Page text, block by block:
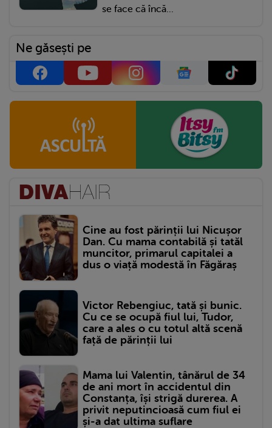
se face că încă...
Ne găsești pe
Cine au fost părinții lui Nicușor
Dan. Cu mama contabilă și tatăl
muncitor, primarul capitalei a
dus o viață modestă în Făgăraș
Victor Rebengiuc, tată și bunic.
Cu ce se ocupă fiul lui, Tudor,
care a ales o cu totul altă scenă
față de părinții lui
Mama lui Valentin, tânărul de 34
de ani mort în accidentul din
Constanța, își strigă durerea. A
privit neputincioasă cum fiul ei
și-a dat ultima suflare